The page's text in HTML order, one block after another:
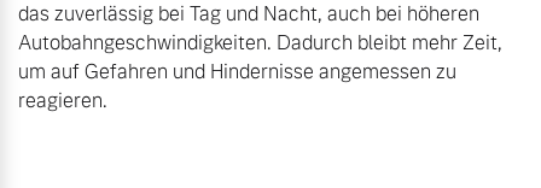
das zuverlässig bei Tag und Nacht, auch bei höheren
Autobahngeschwindigkeiten. Dadurch bleibt mehr Zeit,
um auf Gefahren und Hindernisse angemessen zu
reagieren.